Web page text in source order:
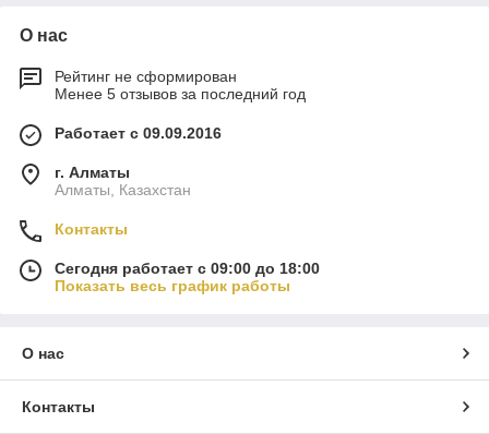
О нас
Рейтинг не сформирован
Менее 5 отзывов за последний год
Работает с 09.09.2016
г. Алматы
Алматы, Казахстан
Контакты
Сегодня работает с 09:00 до 18:00
Показать весь график работы
О нас
Контакты